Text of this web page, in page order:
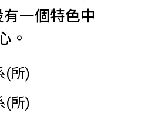
一個特色中
。
(所)
(所)